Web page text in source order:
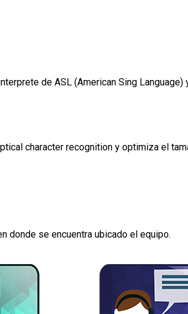
de ASL (American Sing
character recognition y optimiza el
donde se encuentra ubicado el equipo.